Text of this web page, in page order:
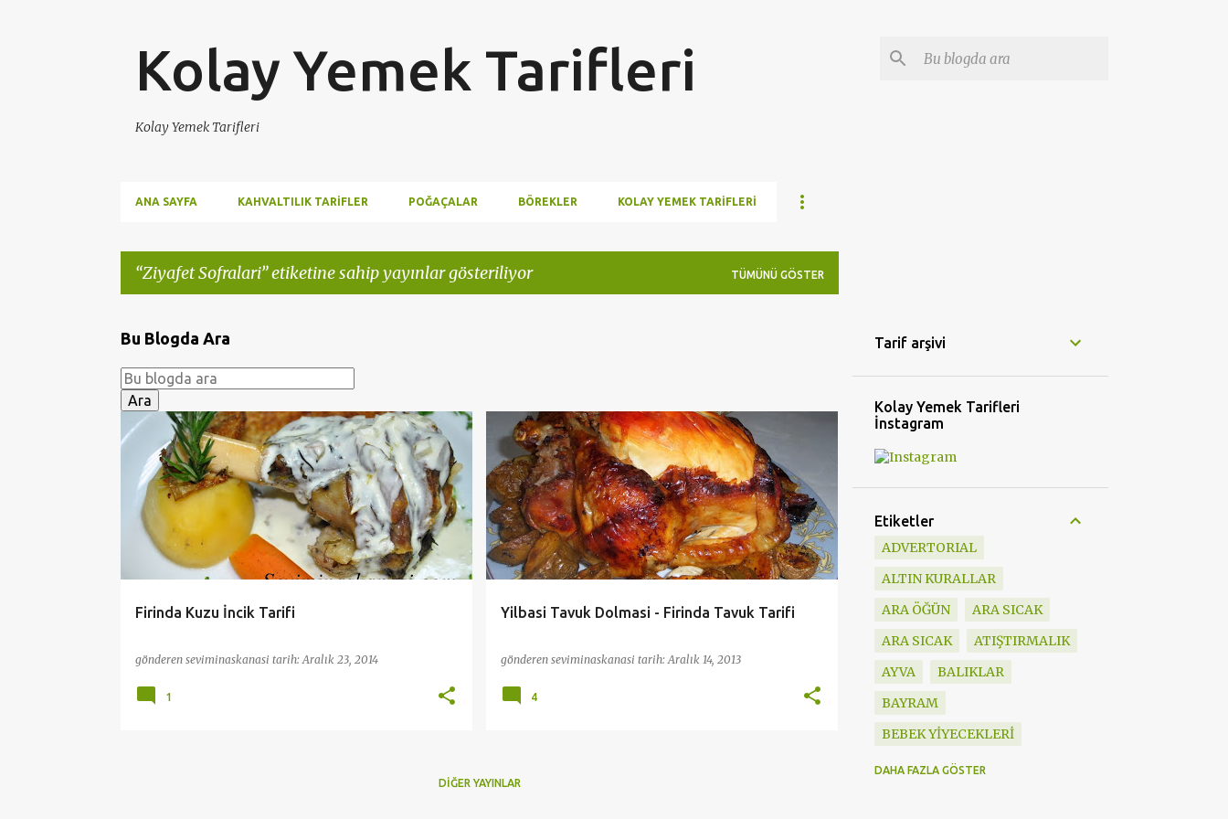
Kolay Yemek Tarifleri
Kolay Yemek Tarifleri
ANA SAYFA KAHVALTILIK TARIFLER POĞAÇALAR BÖREKLER KOLAY YEMEK TARIFLERI
Ziyafet Sofralari etiketine sahip yayınlar gösteriliyor TÜMÜNÜ GÖSTER
K
a
y
ı
t
Bu Blogda Ara
Firinda Kuzu İncik Tarifi
gönderen seviminaskanasi tarih:Aralık 23, 2014
BAYRAM ET YEMEKLERİ ÖZEL ZAMANLAR İÇİN TARİFLER
YILBASI SOFRALARINA TARIFLER +
ZIYAFET SOFRALARI
1
Yilbasi Tavuk Dolmasi - Firinda Tavuk Tarifi
gönderen seviminaskanasi tarih:Aralık 14, 2013
FIRIN YEMEKLERI ÖZEL ZAMANLAR İÇİN TARİFLER
TAVUK YEMEKLERİ ZIYAFET SOFRALARI
4
DIĞER YAYINLAR
Tarif arşivi
Kolay Yemek Tarifleri
İnstagram
Etiketler
ADVERTORIAL
ALTIN KURALLAR
ARA ÖĞÜN
ARA SICAK
ARA SICAK
ATIŞTIRMALIK
AYVA
BALIKLAR
BAYRAM
BEBEK YİYECEKLERİ
BESLENME ÇANTASI
DAHA FAZLA GÖSTER